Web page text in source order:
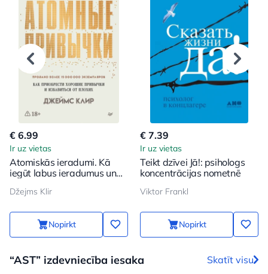
€ 6.99
Ir uz vietas
Atomiskās ieradumi. Kā
iegūt labus ieradumus un
Džejms Klir
Nopirkt
€ 7.39
Ir uz vietas
Teikt dzīvei Jā!: psihologs
koncentrācijas nometnē
Viktor Frankl
Nopirkt
“AST” izdevniecība iesaka Skatīt visu